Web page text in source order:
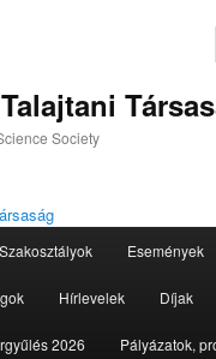
Society
Szakosztályok Események
Hírlevelek Díjak
2026 Pályázatok,